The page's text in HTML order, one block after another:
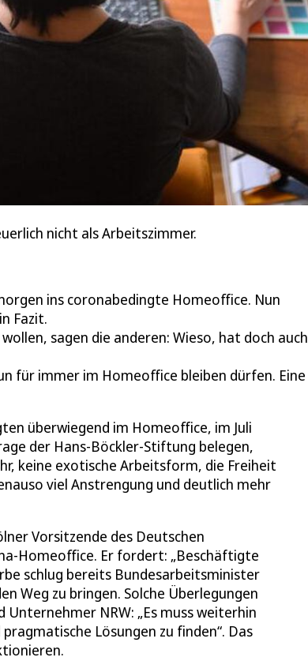
nicht als Arbeitszimmer.
ins coronabedingte Homeoffice. Nun
Fazit.
sagen die anderen: Wieso, hat doch auch
für immer im Homeoffice bleiben dürfen. Eine
überwiegend im Homeoffice, im Juli
der Hans-Böckler-Stiftung belegen,
keine exotische Arbeitsform, die Freiheit
viel Anstrengung und deutlich mehr
Vorsitzende des Deutschen
Homeoffice. Er fordert: „Beschäftigte
schlug bereits Bundesarbeitsminister
Weg zu bringen. Solche Überlegungen
NRW: „Es muss weiterhin
Lösungen zu finden“. Das